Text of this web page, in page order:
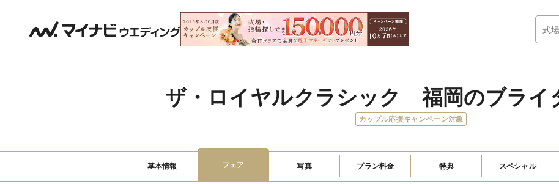
ザ・ロイヤルクラシック　福岡のブライ
カップル応援キャンペーン対象
基本情報 フェア 写真 プラン料金 特典 スペシャル